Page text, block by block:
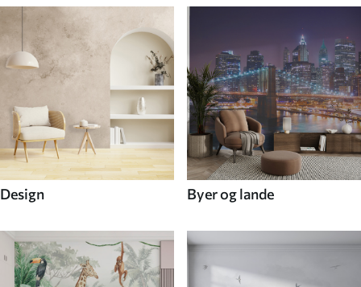
Design Byer og lande